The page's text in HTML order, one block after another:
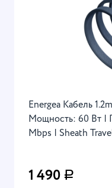
Energea Кабель
Мощность: 60 Вт |
Mbps | Sheath
1 490 Р